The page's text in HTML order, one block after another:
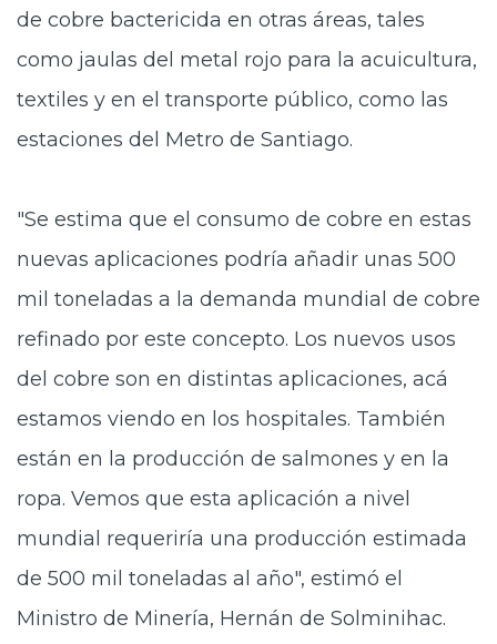
de cobre bactericida en otras áreas, tales
como jaulas del metal rojo para la acuicultura,
textiles y en el transporte público, como las
estaciones del Metro de Santiago.
"Se estima que el consumo de cobre en estas
nuevas aplicaciones podría añadir unas 500
mil toneladas a la demanda mundial de cobre
refinado por este concepto. Los nuevos usos
del cobre son en distintas aplicaciones, acá
estamos viendo en los hospitales. También
están en la producción de salmones y en la
ropa. Vemos que esta aplicación a nivel
mundial requeriría una producción estimada
de 500 mil toneladas al año", estimó el
Ministro de Minería, Hernán de Solminihac.